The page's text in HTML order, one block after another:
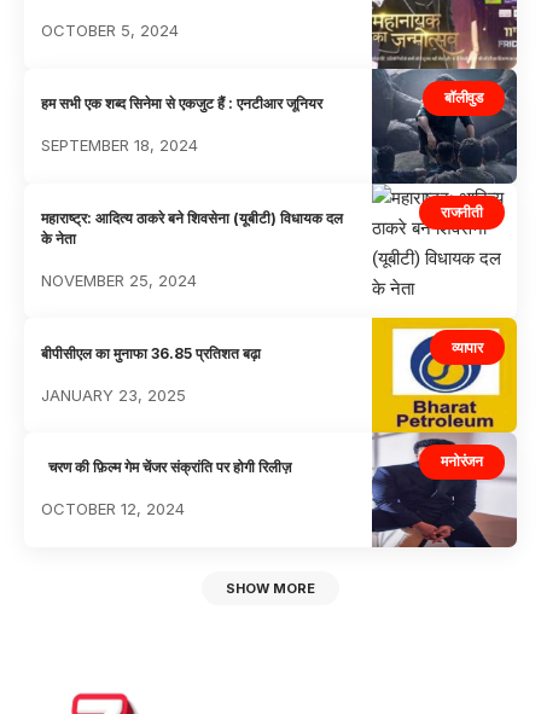
OCTOBER 5, 2024
बॉलीवुड
हम सभी एक शब्द सिनेमा से एकजुट हैं : एनटीआर जूनियर
SEPTEMBER 18, 2024
राजनीती
महाराष्ट्र: आदित्य ठाकरे बने शिवसेना (यूबीटी) विधायक दल
के नेता
NOVEMBER 25, 2024
व्यापार
बीपीसीएल का मुनाफा 36.85 प्रतिशत बढ़ा
JANUARY 23, 2025
मनोरंजन
चरण की फ़िल्म गेम चेंजर संक्रांति पर होगी रिलीज़
OCTOBER 12, 2024
SHOW MORE